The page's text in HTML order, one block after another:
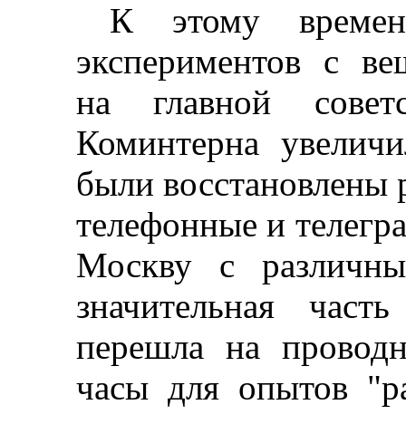
К этому
экспериментов с
на главной
Коминтерна
были
телефонные и
Москву с
значительная
перешла на
часы для опытов